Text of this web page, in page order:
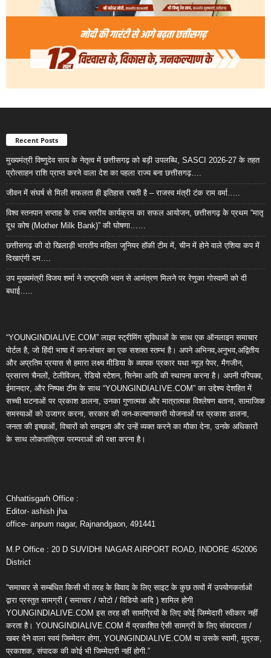
Recent Posts
मुख्यमंत्री विष्णुदेव साय के नेतृत्व में छत्तीसगढ़ को बड़ी उपलब्धि, SASCI 2026-27 के तहत
प्रोत्साहन राशि प्राप्त करने वाला देश का पहला राज्य बना छत्तीसगढ़….
जीवन में संघर्ष से मिली सफलता ही इतिहास रचती है – राजस्व मंत्री टंक राम वर्मा…..
विश्व स्तनपान सप्ताह के राज्य स्तरीय कार्यक्रम का सफल आयोजन, छत्तीसगढ़ के प्रथम “मातृ
दूध कोष (Mother Milk Bank)” की घोषणा……
छत्तीसगढ़ की दो खिलाड़ी भारतीय महिला जूनियर हॉकी टीम में, चीन में होने वाले एशिया कप में
दिखाएंगी दम….
उप मुख्यमंत्री विजय शर्मा ने राष्ट्रपति भवन से आमंत्रण मिलने पर रेणुका गोस्वामी को दी
बधाई…..
“YOUNGINDIALIVE.COM” लाइव स्ट्रीमिंग सुविधाओं के साथ एक ऑनलाइन समाचार
पोर्टल है, जो हिंदी भाषा में जन-संचार का एक सशक्त स्तम्भ है। अपने अभिनव,अनुभव,अद्वितीय
और अप्रतिम प्रयास से हमारा लक्ष्य मीडिया के व्यापक प्रकार यथा न्यूज़ पेपर, मैगजीन,
प्रसारण चैनलों, टेलीविजन, रेडियो स्टेशन, सिनेमा आदि की स्थापना करना है। अपनी परिपक्व,
ईमानदार, और निष्पक्ष टीम के साथ “YOUNGINDIALIVE.COM” का उद्देश्य देशहित में
सच्ची घटनाओं पर प्रकाश डालना, उनका गुणात्मक और मात्रात्मक विश्लेषण बताना, सामाजिक
समस्याओं को उजागर करना, सरकार की जन-कल्याणकारी योजनाओं पर प्रकाश डालना,
जनता की इच्छाओं, विचारों को समझना और उन्हें व्यक्त करने का मौका देना, उनके अधिकारों
के साथ लोकतांत्रिक परम्पराओं की रक्षा करना है।
Chhattisgarh Office :
Editor- ashish jha
office- anpum nagar, Rajnandgaon, 491441
M.P Office : 20 D SUVIDHI NAGAR AIRPORT ROAD, INDORE 452006
District
“समाचार से सम्बंधित किसी भी तरह के विवाद के लिए साइट के कुछ तत्वों में उपयोगकर्ताओं
द्वारा प्रस्तुत सामग्री ( समाचार / फोटो / विडियो आदि ) शामिल होगी
YOUNGINDIALIVE.COM इस तरह की सामग्रियों के लिए कोई जिम्मेदारी स्वीकार नहीं
करता है। YOUNGINDIALIVE.COM में प्रकाशित ऐसी सामग्री के लिए संवाददाता /
खबर देने वाला स्वयं जिम्मेदार होगा, YOUNGINDIALIVE.COM या उसके स्वामी, मुद्रक,
प्रकाशक, संपादक की कोई भी जिम्मेदारी नहीं होगी.”